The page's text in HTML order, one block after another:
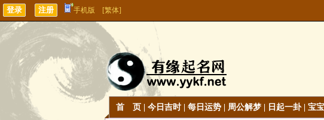
手机版 [繁体]
首 页 今日吉时| 每日运势 周公解梦 日起一卦| 宝